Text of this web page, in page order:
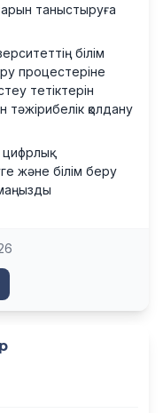
таныстыруға
білім
процестеріне
тетіктерін
тәжірибелік қолдану
және білім беру